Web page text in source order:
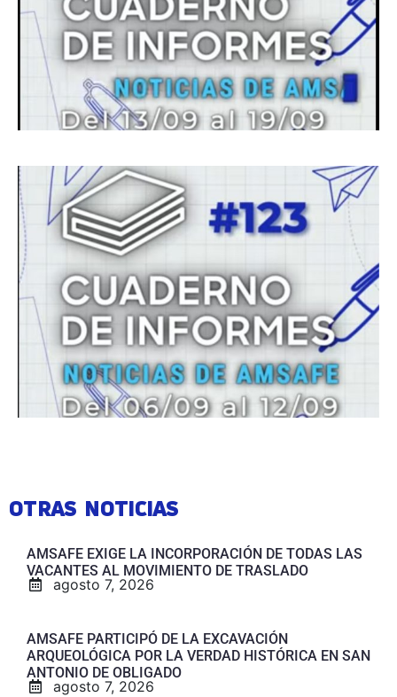
OTRAS NOTICIAS
AMSAFE EXIGE LA INCORPORACIÓN DE TODAS LAS
VACANTES AL MOVIMIENTO DE TRASLADO
agosto 7, 2026
AMSAFE PARTICIPÓ DE LA EXCAVACIÓN
ARQUEOLÓGICA POR LA VERDAD HISTÓRICA EN SAN
ANTONIO DE OBLIGADO
agosto 7, 2026